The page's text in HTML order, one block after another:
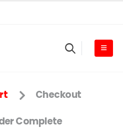
Checkout
Complete